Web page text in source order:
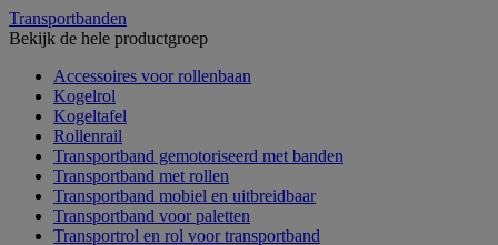
Transportbanden
Bekijk de hele productgroep
Accessoires voor rollenbaan
Kogelrol
Kogeltafel
Rollenrail
Transportband gemotoriseerd met banden
Transportband met rollen
Transportband mobiel en uitbreidbaar
Transportband voor paletten
Transportrol en rol voor transportband